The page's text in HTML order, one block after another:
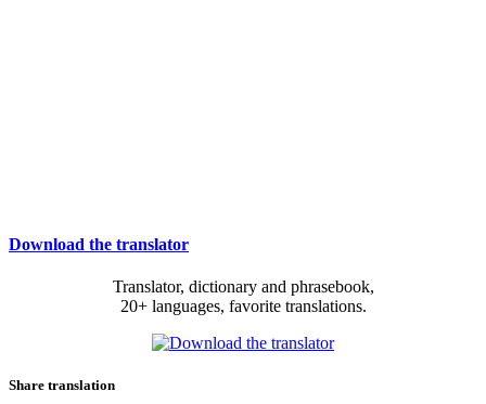
Download the translator
Translator, dictionary and phrasebook,
20+ languages, favorite translations.
Share translation